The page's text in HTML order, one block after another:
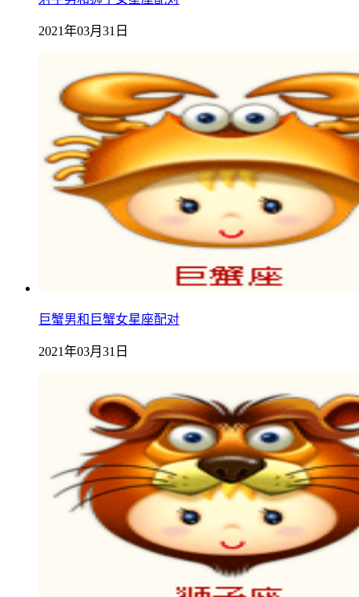
2021年03月31日
巨蟹男和巨蟹女星座配对
2021年03月31日